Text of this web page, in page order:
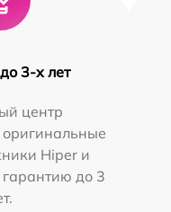
3-х лет
центр
оригинальные
Hiper и
гарантию до 3